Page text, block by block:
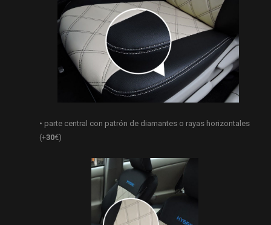
• parte central con patrón de diamantes o rayas horizontales
(+30€)